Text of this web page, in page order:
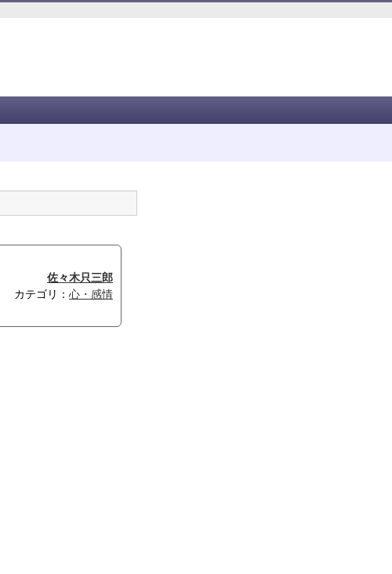
佐々木只三郎
カテゴリ： 心・感情